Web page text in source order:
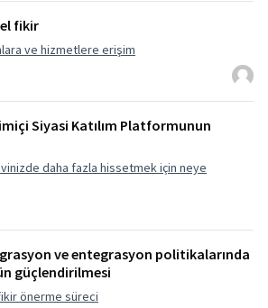
fikir
ve hizmetlere erişim
Siyasi Katılım Platformunun
daha fazla hissetmek için neye
ve entegrasyon politikalarında
güçlendirilmesi
önerme süreci